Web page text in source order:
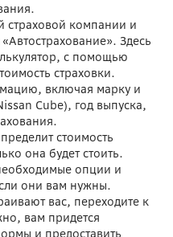
страховой компании и
Здесь
с помощью
страховки.
включая марку и
Cube), год выпуска,
стоимость
она будет стоить.
опции и
они вам нужны.
вас, переходите к
вам придется
и предоставить